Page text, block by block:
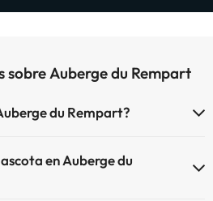
sobre Auberge du Rempart
du Rempart?
en Auberge du